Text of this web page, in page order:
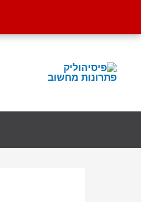
דילוג